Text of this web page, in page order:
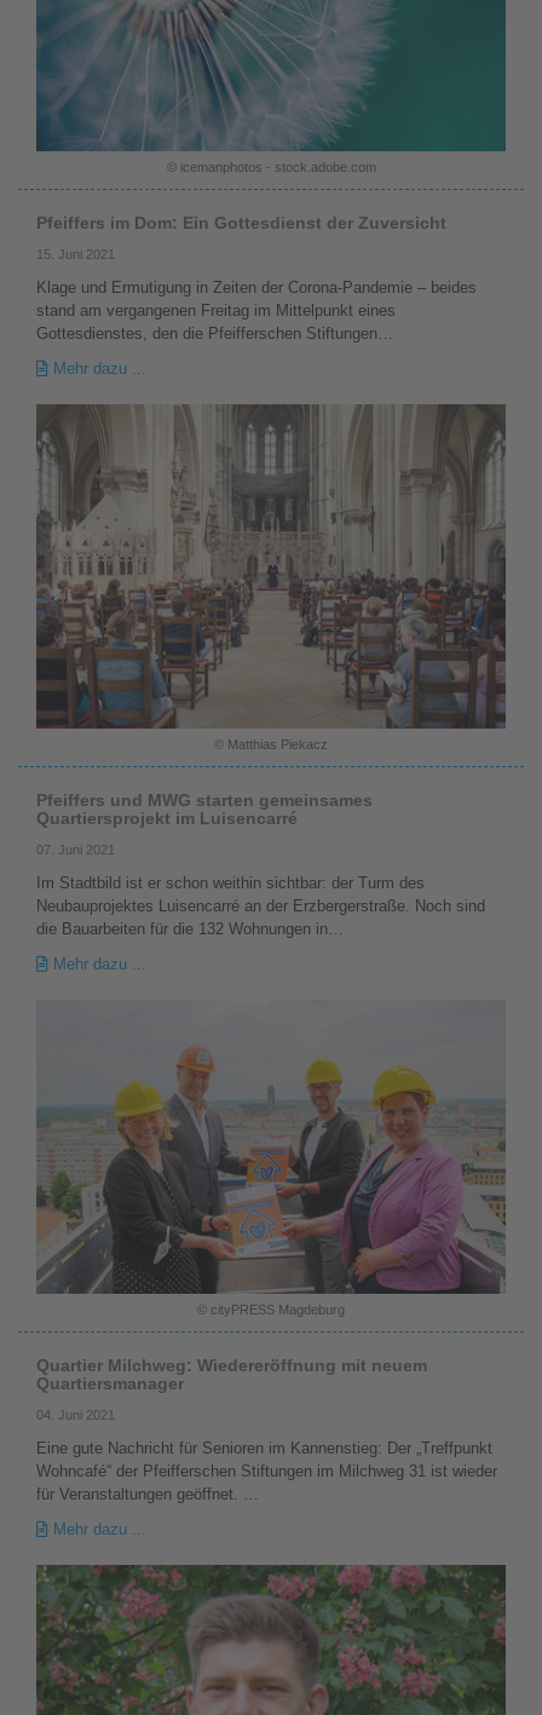
© icemanphotos - stock.adobe.com
Pfeiffers im Dom: Ein Gottesdienst der Zuversicht
15. Juni 2021
Klage und Ermutigung in Zeiten der Corona-Pandemie – beides
stand am vergangenen Freitag im Mittelpunkt eines
Gottesdienstes, den die Pfeifferschen Stiftungen…
Mehr dazu ...
© Matthias Piekacz
Pfeiffers und MWG starten gemeinsames
Quartiersprojekt im Luisencarré
07. Juni 2021
Im Stadtbild ist er schon weithin sichtbar: der Turm des
Neubauprojektes Luisencarré an der Erzbergerstraße. Noch sind
die Bauarbeiten für die 132 Wohnungen in…
Mehr dazu ...
© cityPRESS Magdeburg
Quartier Milchweg: Wiedereröffnung mit neuem
Quartiersmanager
04. Juni 2021
Eine gute Nachricht für Senioren im Kannenstieg: Der „Treffpunkt
Wohncafé“ der Pfeifferschen Stiftungen im Milchweg 31 ist wieder
für Veranstaltungen geöffnet. …
Mehr dazu ...